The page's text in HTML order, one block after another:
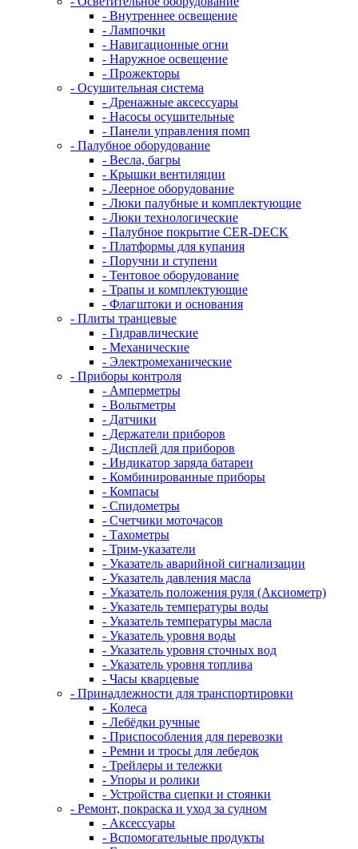
- Внутреннее освещение
- Лампочки
- Навигационные огни
- Наружное освещение
- Прожекторы
- Осушительная система
- Дренажные аксессуары
- Насосы осушительные
- Панели управления помп
- Палубное оборудование
- Весла, багры
- Крышки вентиляции
- Леерное оборудование
- Люки палубные и комплектующие
- Люки технологические
- Палубное покрытие CER-DECK
- Платформы для купания
- Поручни и ступени
- Тентовое оборудование
- Трапы и комплектующие
- Флагштоки и основания
- Плиты транцевые
- Гидравлические
- Механические
- Электромеханические
- Приборы контроля
- Амперметры
- Вольтметры
- Датчики
- Держатели приборов
- Дисплей для приборов
- Индикатор заряда батареи
- Комбинированные приборы
- Компасы
- Спидометры
- Счетчики моточасов
- Тахометры
- Трим-указатели
- Указатель аварийной сигнализации
- Указатель давления масла
- Указатель положения руля (Аксиометр)
- Указатель температуры воды
- Указатель температуры масла
- Указатель уровня воды
- Указатель уровня сточных вод
- Указатель уровня топлива
- Часы кварцевые
- Принадлежности для транспортировки
- Колеса
- Лебёдки ручные
- Приспособления для перевозки
- Ремни и тросы для лебедок
- Трейлеры и тележки
- Упоры и ролики
- Устройства сцепки и стоянки
- Ремонт, покраска и уход за судном
- Аксессуары
- Вспомогательные продукты